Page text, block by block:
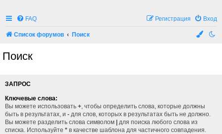
FAQ Вход
Регистрация
Список форумов Поиск
Поиск
ЗАПРОС
Ключевые слова:
Вы можете использовать + , чтобы определить слова, которые должны
быть в результатах, и - для слов, которых в результатах быть не должно.
Вы можете разделить слова символом | для поиска любого слова из
списка. Используйте * в качестве шаблона для частичного совпадения.